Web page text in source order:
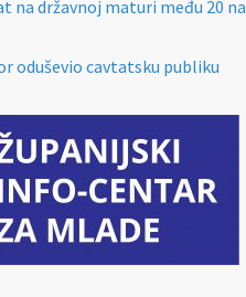
na državnoj maturi među 20
oduševio cavtatsku publiku